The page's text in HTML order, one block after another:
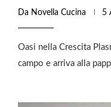
Da Novella Cucina 5
Oasi nella Crescita
campo e arriva alla